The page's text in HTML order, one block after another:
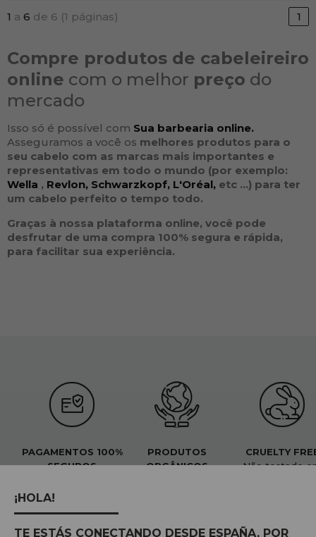
1 a 6 de 6 (1 páginas) 1
Compre produtos de cabeleireiro
online com o melhor preço do
mercado
Isso só é possível com Sua barbearia online.
Asseguramos a você os melhores produtos para o
seu cabelo com as marcas mais importantes e
representativas em todo o mundo (por exemplo:
Wella , Revlon, Schwarzkopf, L'Oréal, etc ...) para ter
um cabelo perfeito o tempo todo.
Graças à nossa plataforma online, você pode
desfrutar de uma compra 100% segura e rápida,
para facilitar sua experiência.
PAGAMENTOS 100%
SEGUROS
espírito
PRODUTOS
ORGÂNICOS
CRUELTY
Não testado
¡HOLA!
TE ESTÁS CONECTANDO DESDE ESPAÑA, POR